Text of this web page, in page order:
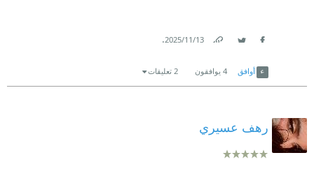
13‏/11‏/2025
.
أوافق 4 يوافقون 2 تعليقات
رهف عسيري